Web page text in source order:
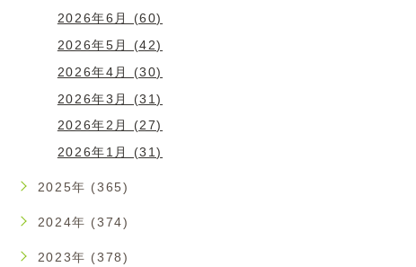
2026年6月 (60)
2026年5月 (42)
2026年4月 (30)
2026年3月 (31)
2026年2月 (27)
2026年1月 (31)
2025年 (365)
2024年 (374)
2023年 (378)